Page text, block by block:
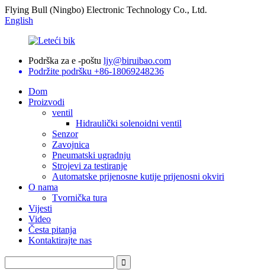
Flying Bull (Ningbo) Electronic Technology Co., Ltd.
English
Podrška za e -poštu ljy@biruibao.com
Podržite podršku +86-18069248236
Dom
Proizvodi
ventil
Hidraulički solenoidni ventil
Senzor
Zavojnica
Pneumatski ugradnju
Strojevi za testiranje
Automatske prijenosne kutije prijenosni okviri
O nama
Tvornička tura
Vijesti
Video
Česta pitanja
Kontaktirajte nas